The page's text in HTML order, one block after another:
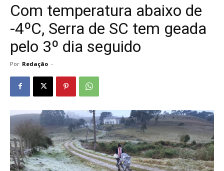
Com temperatura abaixo de
-4ºC, Serra de SC tem geada
pelo 3º dia seguido
Por Redação -